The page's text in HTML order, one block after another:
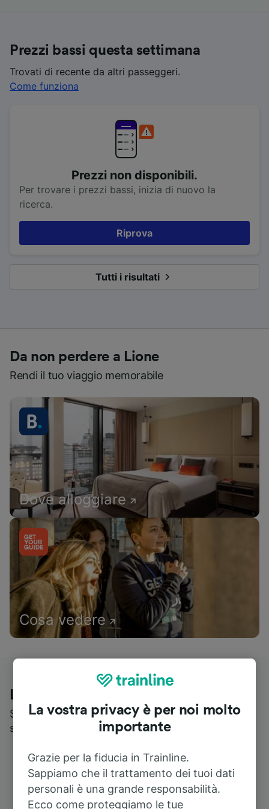
Prezzi bassi questa settimana
Trovati di recente da altri passeggeri.
Come funziona
Prezzi non disponibili.
Per trovare i prezzi bassi, inizia di nuovo la
ricerca.
Riprova
Tutti i risultati
Da non perdere a Lione
Rendi il tuo viaggio memorabile
Dove alloggiare
Cosa vedere
Le recensioni dei nostri viaggiatori
Scopri cosa pensa realmente chi utilizza i nostri
servizi
La vostra privacy è per noi molto
importante
Grazie per la fiducia in Trainline.
Sappiamo che il trattamento dei tuoi dati
personali è una grande responsabilità.
Ecco come proteggiamo le tue